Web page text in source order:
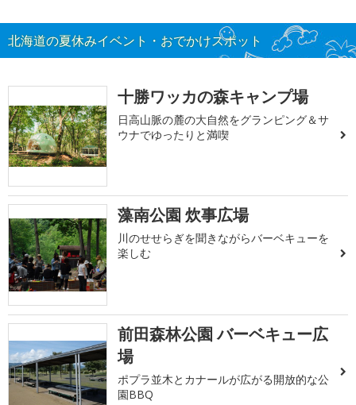
北海道の夏休みイベント・おでかけスポット
十勝ワッカの森キャンプ場
日高山脈の麓の大自然をグランピング＆サ
ウナでゆったりと満喫
藻南公園 炊事広場
川のせせらぎを聞きながらバーベキューを
楽しむ
前田森林公園 バーベキュー広
場
ポプラ並木とカナールが広がる開放的な公
園BBQ